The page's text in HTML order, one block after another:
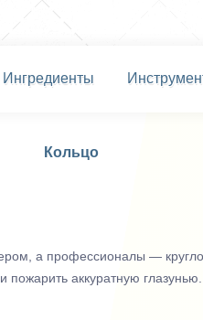
Ингредиенты
Кольцо
а профессионалы —
пожарить аккуратную